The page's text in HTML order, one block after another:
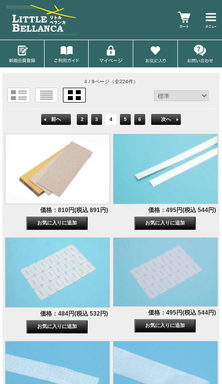
4 / 8ページ（全224件）
前へ 2 3 4 5 6 次へ
価格：810円(税込 891円) 価格：495円(税込 544円)
価格：484円(税込 532円) 価格：495円(税込 544円)